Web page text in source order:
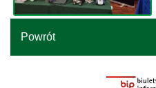
Powrót